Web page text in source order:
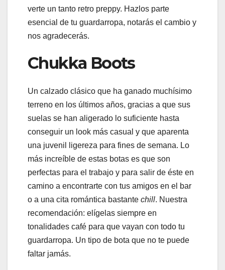
verte un tanto retro preppy. Hazlos parte
esencial de tu guardarropa, notarás el cambio y
nos agradecerás.
Chukka Boots
Un calzado clásico que ha ganado muchísimo
terreno en los últimos años, gracias a que sus
suelas se han aligerado lo suficiente hasta
conseguir un look más casual y que aparenta
una juvenil ligereza para fines de semana. Lo
más increíble de estas botas es que son
perfectas para el trabajo y para salir de éste en
camino a encontrarte con tus amigos en el bar
o a una cita romántica bastante chill. Nuestra
recomendación: elígelas siempre en
tonalidades café para que vayan con todo tu
guardarropa. Un tipo de bota que no te puede
faltar jamás.